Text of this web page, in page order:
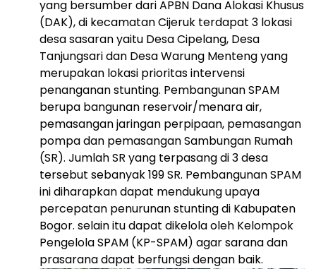
yang bersumber dari APBN Dana Alokasi Khusus
(DAK), di kecamatan Cijeruk terdapat 3 lokasi
desa sasaran yaitu Desa Cipelang, Desa
Tanjungsari dan Desa Warung Menteng yang
merupakan lokasi prioritas intervensi
penanganan stunting. Pembangunan SPAM
berupa bangunan reservoir/menara air,
pemasangan jaringan perpipaan, pemasangan
pompa dan pemasangan Sambungan Rumah
(SR). Jumlah SR yang terpasang di 3 desa
tersebut sebanyak 199 SR. Pembangunan SPAM
ini diharapkan dapat mendukung upaya
percepatan penurunan stunting di Kabupaten
Bogor. selain itu dapat dikelola oleh Kelompok
Pengelola SPAM (KP-SPAM) agar sarana dan
prasarana dapat berfungsi dengan baik.